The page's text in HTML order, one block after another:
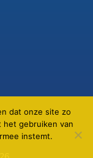
dat onze site zo
het gebruiken van
instemt.